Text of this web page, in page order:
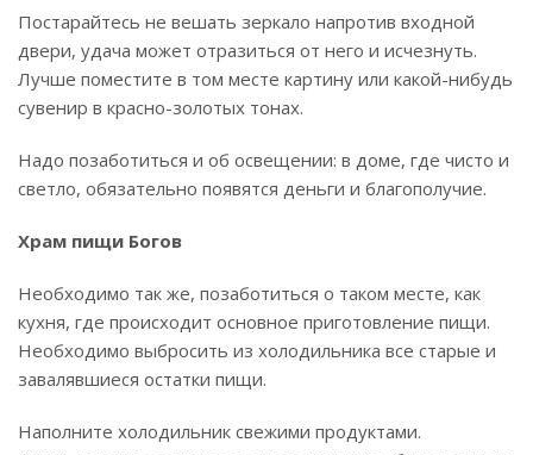
Постарайтесь не вешать зеркало напротив входной
двери, удача может отразиться от него и исчезнуть.
Лучше поместите в том месте картину или какой-нибудь
сувенир в красно-золотых тонах.
Надо позаботиться и об освещении: в доме, где чисто и
светло, обязательно появятся деньги и благополучие.
Храм пищи Богов
Необходимо так же, позаботиться о таком месте, как
кухня, где происходит основное приготовление пищи.
Необходимо выбросить из холодильника все старые и
завалявшиеся остатки пищи.
Наполните холодильник свежими продуктами.